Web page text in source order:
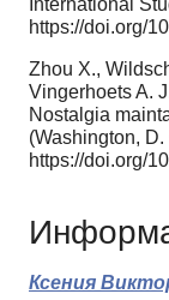
https://doi.org/
Zhou X.,
Vingerhoets A.
Nostalgia
(Washington,
https://doi.org/
Ксения